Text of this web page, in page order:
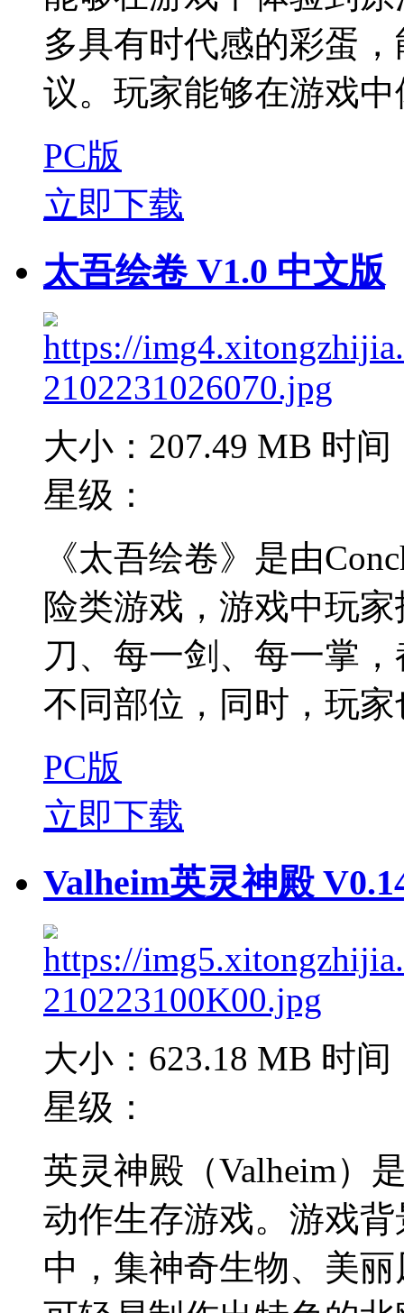
多具有时代感的彩蛋
议。玩家能够在游戏
PC版
立即下载
太吾绘卷 V1.0 中文版
大小：207.49 MB 时间
星级：
《太吾绘卷》是由
险类游戏，游戏中玩
刀、每一剑、每一掌
不同部位，同时，玩
PC版
立即下载
Valheim英灵神殿
大小：623.18 MB 时间
星级：
英灵神殿（Valheim）
动作生存游戏。游戏
中，集神奇生物、美